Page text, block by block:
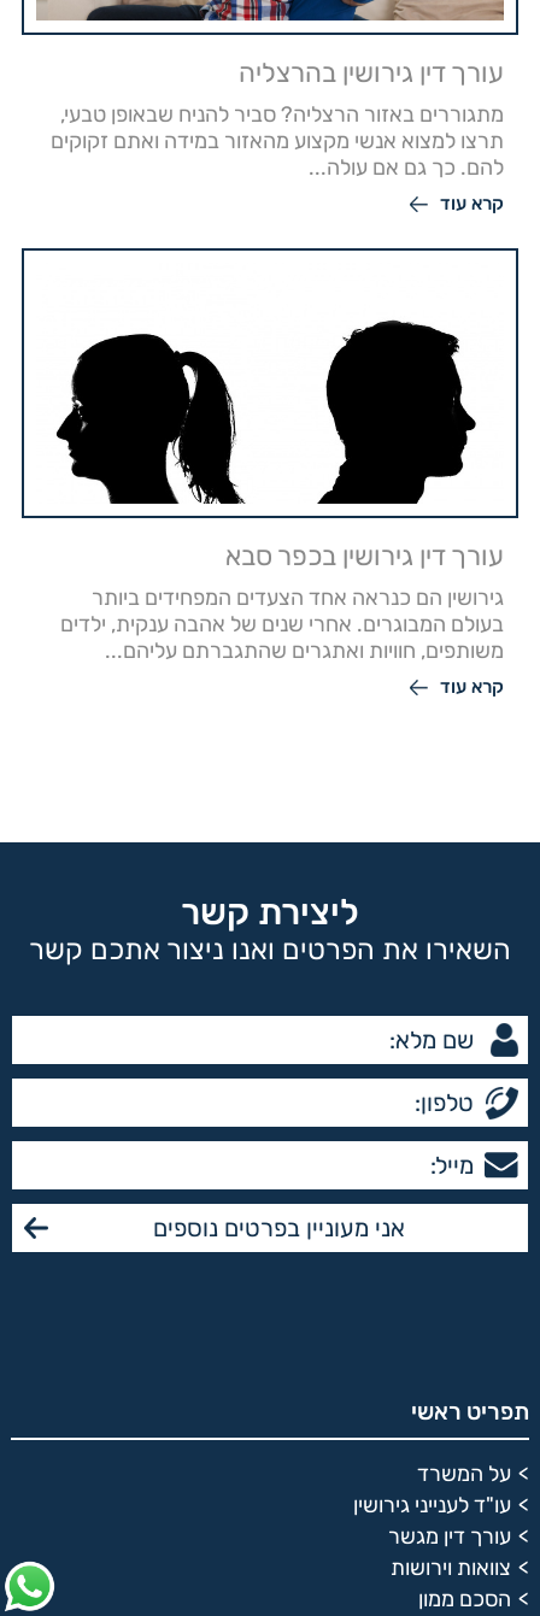
עורך דין גירושין בהרצליה
מתגוררים באזור הרצליה? סביר להניח שבאופן טבעי,
תרצו למצוא אנשי מקצוע מהאזור במידה ואתם זקוקים
להם. כך גם אם עולה...
קרא עוד
עורך דין גירושין בכפר סבא
גירושין הם כנראה אחד הצעדים המפחידים ביותר
בעולם המבוגרים. אחרי שנים של אהבה ענקית, ילדים
משותפים, חוויות ואתגרים שהתגברתם עליהם...
קרא עוד
ליצירת קשר
השאירו את הפרטים ואנו ניצור אתכם קשר
תפריט ראשי
על המשרד
עו"ד לענייני גירושין
עורך דין מגשר
צוואות וירושות
הסכם ממון